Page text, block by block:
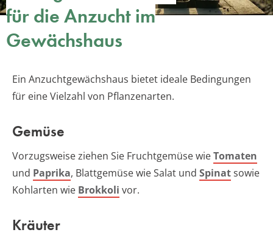
für die Anzucht im
Gewächshaus
Ein Anzuchtgewächshaus bietet ideale Bedingungen
für eine Vielzahl von Pflanzenarten.
Gemüse
Vorzugsweise ziehen Sie Fruchtgemüse wieTomaten
und Paprika, Blattgemüse wie Salat und Spinatsowie
Kohlarten wie Brokkoli vor.
Kräuter